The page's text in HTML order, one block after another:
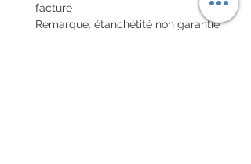
facture
Remarque: étanchétité non garantie